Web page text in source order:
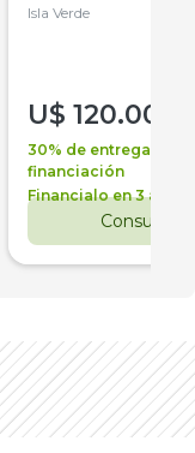
Isla Verde
U$ 120.000
30% de entrega +
financiación
Financialo en 3 años
Consultar